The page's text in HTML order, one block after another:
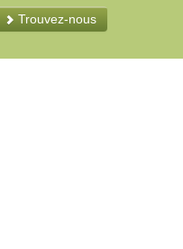
Trouvez-nous